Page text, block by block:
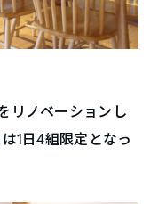
リノベーションし
1日4組限定となっ